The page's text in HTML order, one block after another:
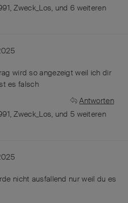
,Zweck_Los, und 6 weiteren
wird so angezeigt weil ich dir
es falsch
Antworten
,Zweck_Los, und 5 weiteren
nicht ausfallend nur weil du es